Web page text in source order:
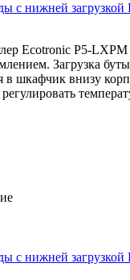
с нижней
Ecotronic P5-LXPM
Загрузка
в шкафчик внизу
с нижней